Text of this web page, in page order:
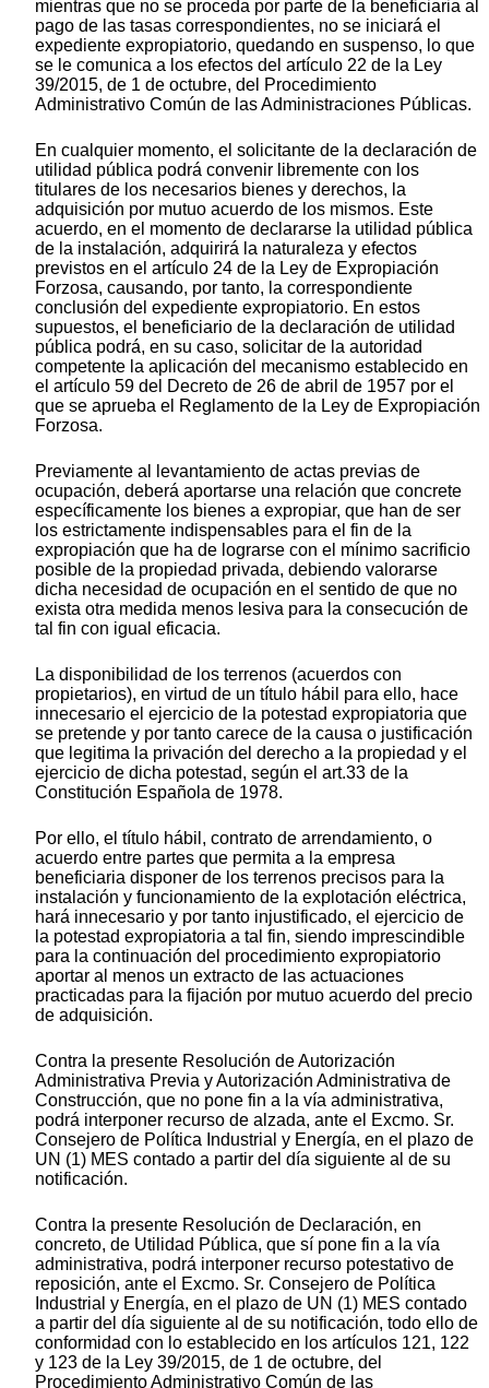
mientras que no se proceda por parte de la beneficiaria al
pago de las tasas correspondientes, no se iniciará el
expediente expropiatorio, quedando en suspenso, lo que
se le comunica a los efectos del artículo 22 de la Ley
39/2015, de 1 de octubre, del Procedimiento
Administrativo Común de las Administraciones Públicas.
En cualquier momento, el solicitante de la declaración de
utilidad pública podrá convenir libremente con los
titulares de los necesarios bienes y derechos, la
adquisición por mutuo acuerdo de los mismos. Este
acuerdo, en el momento de declararse la utilidad pública
de la instalación, adquirirá la naturaleza y efectos
previstos en el artículo 24 de la Ley de Expropiación
Forzosa, causando, por tanto, la correspondiente
conclusión del expediente expropiatorio. En estos
supuestos, el beneficiario de la declaración de utilidad
pública podrá, en su caso, solicitar de la autoridad
competente la aplicación del mecanismo establecido en
el artículo 59 del Decreto de 26 de abril de 1957 por el
que se aprueba el Reglamento de la Ley de Expropiación
Forzosa.
Previamente al levantamiento de actas previas de
ocupación, deberá aportarse una relación que concrete
específicamente los bienes a expropiar, que han de ser
los estrictamente indispensables para el fin de la
expropiación que ha de lograrse con el mínimo sacrificio
posible de la propiedad privada, debiendo valorarse
dicha necesidad de ocupación en el sentido de que no
exista otra medida menos lesiva para la consecución de
tal fin con igual eficacia.
La disponibilidad de los terrenos (acuerdos con
propietarios), en virtud de un título hábil para ello, hace
innecesario el ejercicio de la potestad expropiatoria que
se pretende y por tanto carece de la causa o justificación
que legitima la privación del derecho a la propiedad y el
ejercicio de dicha potestad, según el art.33 de la
Constitución Española de 1978.
Por ello, el título hábil, contrato de arrendamiento, o
acuerdo entre partes que permita a la empresa
beneficiaria disponer de los terrenos precisos para la
instalación y funcionamiento de la explotación eléctrica,
hará innecesario y por tanto injustificado, el ejercicio de
la potestad expropiatoria a tal fin, siendo imprescindible
para la continuación del procedimiento expropiatorio
aportar al menos un extracto de las actuaciones
practicadas para la fijación por mutuo acuerdo del precio
de adquisición.
Contra la presente Resolución de Autorización
Administrativa Previa y Autorización Administrativa de
Construcción, que no pone fin a la vía administrativa,
podrá interponer recurso de alzada, ante el Excmo. Sr.
Consejero de Política Industrial y Energía, en el plazo de
UN (1) MES contado a partir del día siguiente al de su
notificación.
Contra la presente Resolución de Declaración, en
concreto, de Utilidad Pública, que sí pone fin a la vía
administrativa, podrá interponer recurso potestativo de
reposición, ante el Excmo. Sr. Consejero de Política
Industrial y Energía, en el plazo de UN (1) MES contado
a partir del día siguiente al de su notificación, todo ello de
conformidad con lo establecido en los artículos 121, 122
y 123 de la Ley 39/2015, de 1 de octubre, del
Procedimiento Administrativo Común de las